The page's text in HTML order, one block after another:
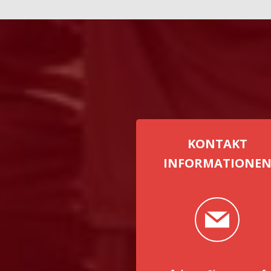
KONTAKT
INFORMATIONEN